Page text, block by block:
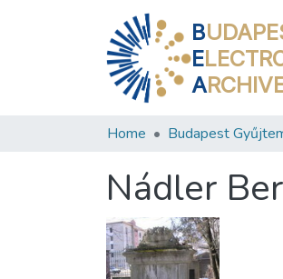
B
E
A
Home Budapest
Nádler